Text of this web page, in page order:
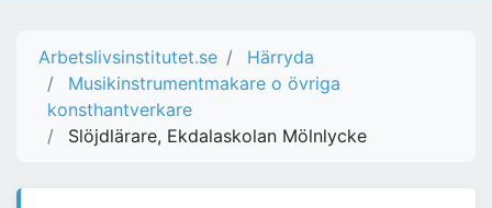
Arbetslivsinstitutet.se
Härryda
Musikinstrumentmakare o övriga
konsthantverkare
Slöjdlärare, Ekdalaskolan Mölnlycke